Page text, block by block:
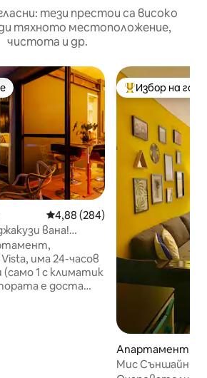
тези престои са високо
тяхното местоположение,
чистота и др.
Средна оценка: 4,88 от 5,
4,88 (284)
вана!
града! Menvik
има 24-часов
1 с климатик
е доста
Най-популярен
Избор на
Апартамент –
Мис Съншайн